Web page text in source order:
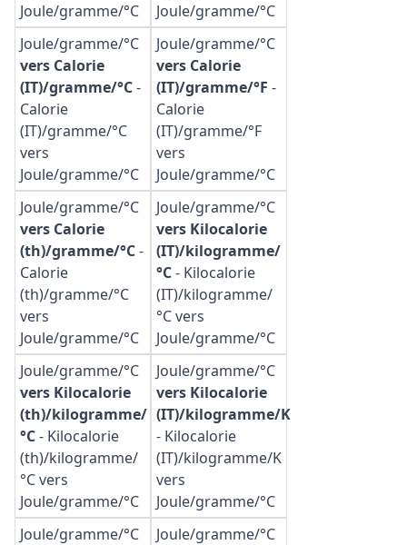
Joule/gramme/°C
Joule/gramme/°C
Joule/gramme/°C
vers Calorie
(IT)/gramme/°C-
Calorie
(IT)/gramme/°C
vers
Joule/gramme/°C
Joule/gramme/°C
vers Calorie
(IT)/gramme/°F -
Calorie
(IT)/gramme/°F
vers
Joule/gramme/°C
Joule/gramme/°C
vers Calorie
(th)/gramme/°C-
Calorie
(th)/gramme/°C
vers
Joule/gramme/°C
Joule/gramme/°C
vers Kilocalorie
(IT)/kilogramme/
°C- Kilocalorie
(IT)/kilogramme/
°C vers
Joule/gramme/°C
Joule/gramme/°C
vers Kilocalorie
(th)/kilogramme/
°C- Kilocalorie
(th)/kilogramme/
°C vers
Joule/gramme/°C
Joule/gramme/°C
vers Kilocalorie
(IT)/kilogramme/K
- Kilocalorie
(IT)/kilogramme/K
vers
Joule/gramme/°C
Joule/gramme/°C
Joule/gramme/°C